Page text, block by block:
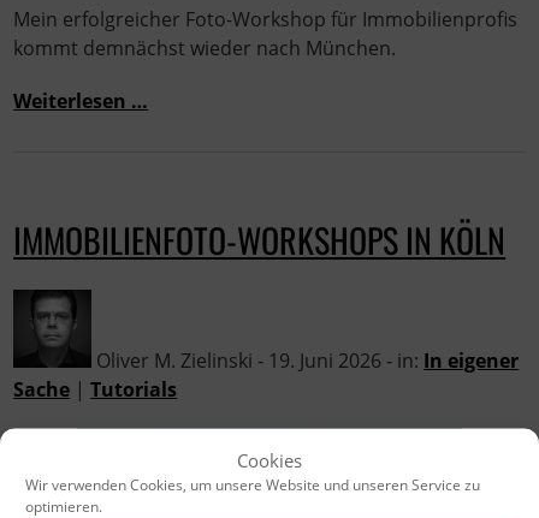
Cookies
Wir verwenden Cookies, um unsere Website und unseren Service zu
optimieren.
Mein erfolgreicher Foto-Workshop für Immobilienprofis
kommt demnächst wieder nach München.
Weiterlesen …
IMMOBILIENFOTO-WORKSHOPS IN KÖLN
Oliver M. Zielinski - 19. Juni 2026 - in: In eigener
Sache |Tutorials